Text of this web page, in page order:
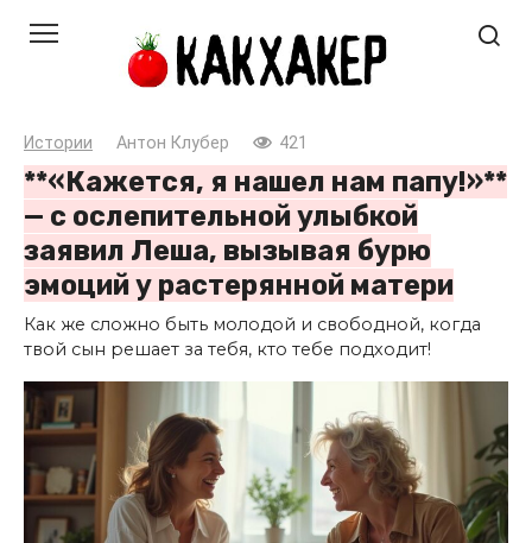
Истории Антон Клубер 421
**«Кажется, я нашел нам папу!»**
— с ослепительной улыбкой
заявил Леша, вызывая бурю
эмоций у растерянной матери
Как же сложно быть молодой и свободной, когда
твой сын решает за тебя, кто тебе подходит!